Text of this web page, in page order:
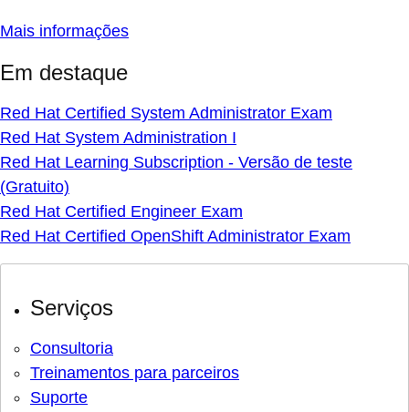
Mais informações
Em destaque
Red Hat Certified System Administrator Exam
Red Hat System Administration I
Red Hat Learning Subscription - Versão de teste
(Gratuito)
Red Hat Certified Engineer Exam
Red Hat Certified OpenShift Administrator Exam
Serviços
Consultoria
Treinamentos para parceiros
Suporte